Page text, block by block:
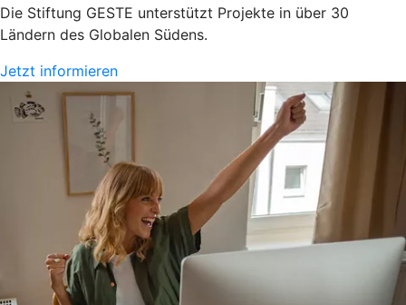
Die Stiftung GESTE unterstützt Projekte in über 30
Ländern des Globalen Südens.
Jetzt informieren